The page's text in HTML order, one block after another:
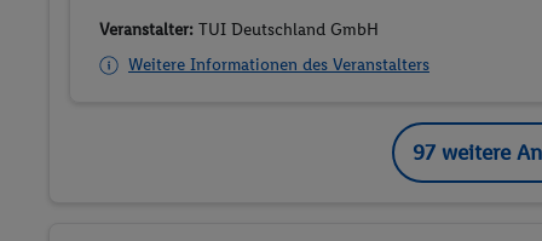
Veranstalter: TUI Deutschland GmbH
Weitere Informationen des Veranstalters
97 weitere